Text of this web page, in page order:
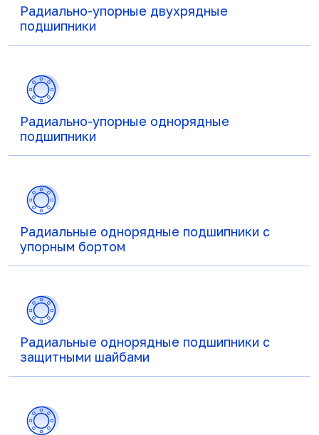
Радиально-упорные двухрядные
подшипники
Радиально-упорные однорядные
подшипники
Радиальные однорядные подшипники с
упорным бортом
Радиальные однорядные подшипники с
защитными шайбами